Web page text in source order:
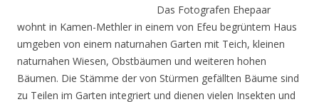
Das Fotografen Ehepaar
wohnt in Kamen-Methler in einem von Efeu begrüntem Haus
umgeben von einem naturnahen Garten mit Teich, kleinen
naturnahen Wiesen, Obstbäumen und weiteren hohen
Bäumen. Die Stämme der von Stürmen gefällten Bäume sind
zu Teilen im Garten integriert und dienen vielen Insekten und